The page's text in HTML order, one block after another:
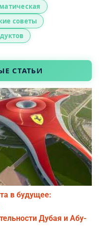
советы
СТАТЬИ
в будущее:
Дубая и Абу-